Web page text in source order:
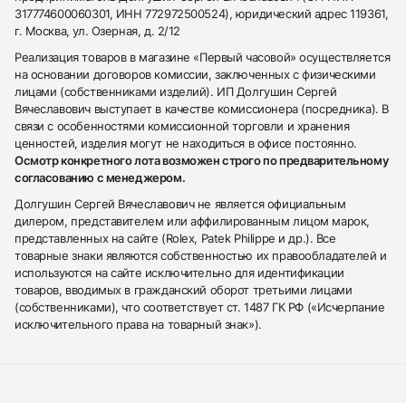
317774600060301, ИНН 772972500524), юридический адрес 119361,
г. Москва, ул. Озерная, д. 2/12
Реализация товаров в магазине «Первый часовой» осуществляется
на основании договоров комиссии, заключенных с физическими
лицами (собственниками изделий). ИП Долгушин Сергей
Вячеславович выступает в качестве комиссионера (посредника). В
связи с особенностями комиссионной торговли и хранения
ценностей, изделия могут не находиться в офисе постоянно.
Осмотр конкретного лота возможен строго по предварительному
согласованию с менеджером.
Долгушин Сергей Вячеславович не является официальным
дилером, представителем или аффилированным лицом марок,
представленных на сайте (Rolex, Patek Philippe и др.). Все
товарные знаки являются собственностью их правообладателей и
используются на сайте исключительно для идентификации
товаров, вводимых в гражданский оборот третьими лицами
(собственниками), что соответствует ст. 1487 ГК РФ («Исчерпание
исключительного права на товарный знак»).